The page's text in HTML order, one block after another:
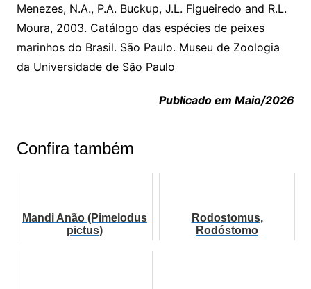
Menezes, N.A., P.A. Buckup, J.L. Figueiredo and R.L.
Moura, 2003. Catálogo das espécies de peixes
marinhos do Brasil. São Paulo. Museu de Zoologia
da Universidade de São Paulo
Publicado em Maio/2026
Confira também
Mandi Anão (Pimelodus
pictus)
Rodostomus,
Rodóstomo